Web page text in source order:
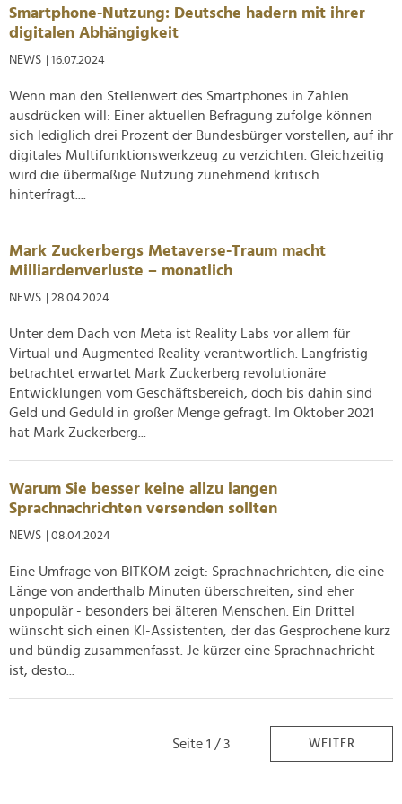
analysieren. Außerdem geben wir Informationen zu Ihrer
Verwendung unserer Website an unsere Partner für
soziale Medien, Werbung und Analysen weiter. Unsere
weiteren Daten zusammen, die Sie ihnen bereitgestellt
haben oder die sie im Rahmen Ihrer Nutzung der Dienste
gesammelt haben.
Smartphone-Nutzung: Deutsche hadern mit ihrer
digitalen Abhängigkeit
NEWS | 16.07.2024
Wenn man den Stellenwert des Smartphones in Zahlen
ausdrücken will: Einer aktuellen Befragung zufolge können
sich lediglich drei Prozent der Bundesbürger vorstellen, auf ihr
digitales Multifunktionswerkzeug zu verzichten. Gleichzeitig
wird die übermäßige Nutzung zunehmend kritisch
hinterfragt....
Mark Zuckerbergs Metaverse-Traum macht
Milliardenverluste – monatlich
NEWS | 28.04.2024
Unter dem Dach von Meta ist Reality Labs vor allem für
Virtual und Augmented Reality verantwortlich. Langfristig
betrachtet erwartet Mark Zuckerberg revolutionäre
Entwicklungen vom Geschäftsbereich, doch bis dahin sind
Geld und Geduld in großer Menge gefragt. Im Oktober 2021
hat Mark Zuckerberg...
Warum Sie besser keine allzu langen
Sprachnachrichten versenden sollten
NEWS | 08.04.2024
Eine Umfrage von BITKOM zeigt: Sprachnachrichten, die eine
Länge von anderthalb Minuten überschreiten, sind eher
unpopulär - besonders bei älteren Menschen. Ein Drittel
wünscht sich einen KI-Assistenten, der das Gesprochene kurz
und bündig zusammenfasst. Je kürzer eine Sprachnachricht
ist, desto...
Seite 1 / 3 WEITER